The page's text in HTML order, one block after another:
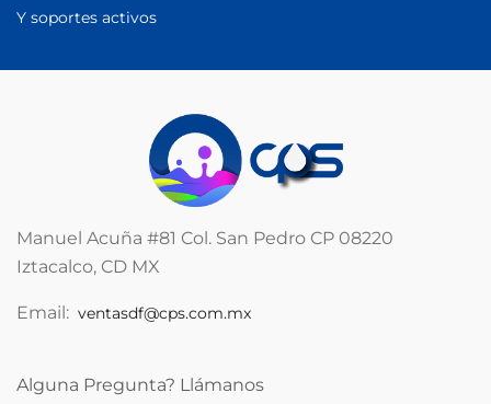
Y soportes activos
Manuel Acuña #81 Col. San Pedro CP 08220
Iztacalco, CD MX
Email: ventasdf@cps.com.mx
Alguna Pregunta? Llámanos